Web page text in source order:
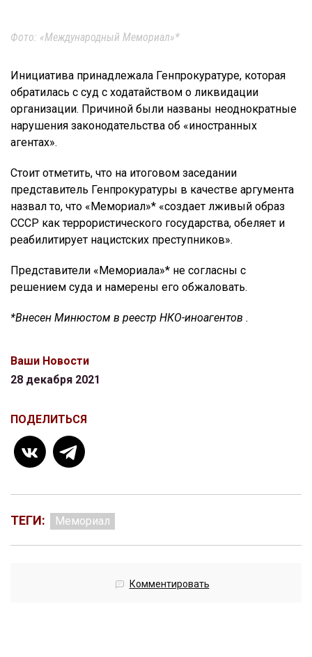
Фото: «Международный Мемориал»*
Инициатива принадлежала Генпрокуратуре, которая
обратилась с суд с ходатайством о ликвидации
организации. Причиной были названы неоднократные
нарушения законодательства об «иностранных
агентах».
Стоит отметить, что на итоговом заседании
представитель Генпрокуратуры в качестве аргумента
назвал то, что «Мемориал»* «создает лживый образ
СССР как террористического государства, обеляет и
реабилитирует нацистских преступников».
Представители «Мемориала»* не согласны с
решением суда и намерены его обжаловать.
*Внесен Минюстом в реестр НКО-иноагентов .
Ваши Новости
28 декабря 2021
ПОДЕЛИТЬСЯ
ТЕГИ: Мемориал
Комментировать